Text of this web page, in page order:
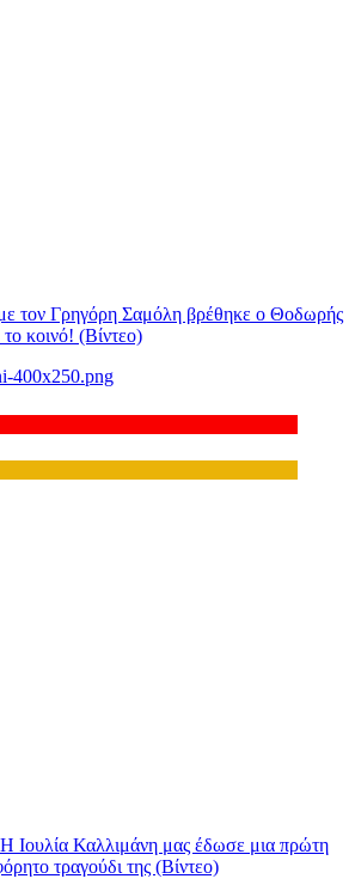
τον Γρηγόρη Σαμόλη βρέθηκε ο Θοδωρής
κοινό! (Βίντεο)
Ιουλία Καλλιμάνη μας έδωσε μια πρώτη
τραγούδι της (Βίντεο)